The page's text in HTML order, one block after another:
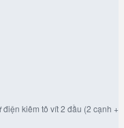
kiêm tô vít 2 đầu (2 cạnh +